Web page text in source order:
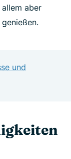
aber
und